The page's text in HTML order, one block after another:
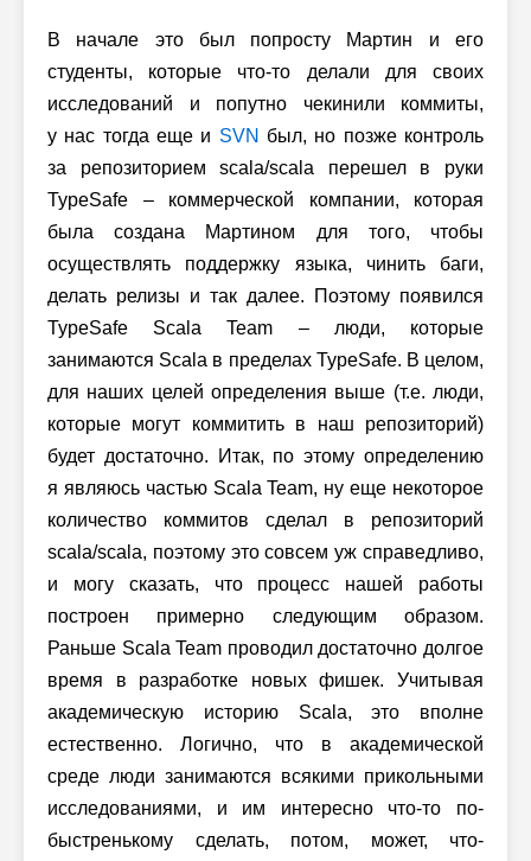
В начале это был попросту Мартин и его
студенты, которые что-то делали для своих
исследований и попутно чекинили коммиты,
у нас тогда еще и SVN был, но позже контроль
за репозиторием scala/scala перешел в руки
TypeSafe – коммерческой компании, которая
была создана Мартином для того, чтобы
осуществлять поддержку языка, чинить баги,
делать релизы и так далее. Поэтому появился
TypeSafe Scala Team – люди, которые
занимаются Scala в пределах TypeSafe. В целом,
для наших целей определения выше (т.е. люди,
которые могут коммитить в наш репозиторий)
будет достаточно. Итак, по этому определению
я являюсь частью Scala Team, ну еще некоторое
количество коммитов сделал в репозиторий
scala/scala, поэтому это совсем уж справедливо,
и могу сказать, что процесс нашей работы
построен примерно следующим образом.
Раньше Scala Team проводил достаточно долгое
время в разработке новых фишек. Учитывая
академическую историю Scala, это вполне
естественно. Логично, что в академической
среде люди занимаются всякими прикольными
исследованиями, и им интересно что-то по-
быстренькому сделать, потом, может, что-